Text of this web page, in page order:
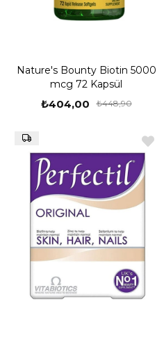
Nature's Bounty Biotin 5000
mcg 72 Kapsül
₺404,00 ₺448,90